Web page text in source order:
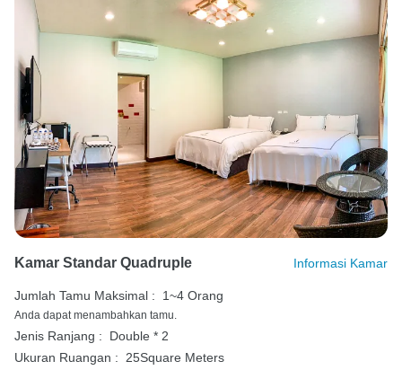
Kamar Standar Quadruple Informasi Kamar
Jumlah Tamu Maksimal : 1~4 Orang
Anda dapat menambahkan tamu.
Jenis Ranjang :
Double * 2
Ukuran Ruangan :
25Square Meters